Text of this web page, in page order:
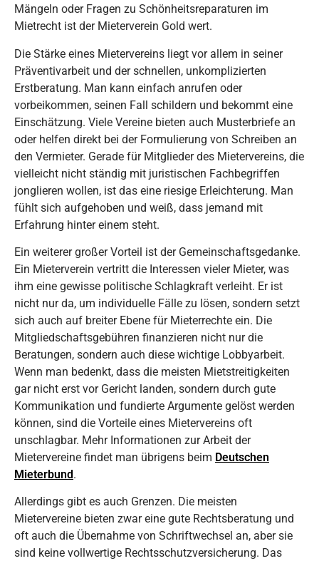
Mängeln oder Fragen zu Schönheitsreparaturen im
Mietrecht ist der Mieterverein Gold wert.
Die Stärke eines Mietervereins liegt vor allem in seiner
Präventivarbeit und der schnellen, unkomplizierten
Erstberatung. Man kann einfach anrufen oder
vorbeikommen, seinen Fall schildern und bekommt eine
Einschätzung. Viele Vereine bieten auch Musterbriefe an
oder helfen direkt bei der Formulierung von Schreiben an
den Vermieter. Gerade für Mitglieder des Mietervereins, die
vielleicht nicht ständig mit juristischen Fachbegriffen
jonglieren wollen, ist das eine riesige Erleichterung. Man
fühlt sich aufgehoben und weiß, dass jemand mit
Erfahrung hinter einem steht.
Ein weiterer großer Vorteil ist der Gemeinschaftsgedanke.
Ein Mieterverein vertritt die Interessen vieler Mieter, was
ihm eine gewisse politische Schlagkraft verleiht. Er ist
nicht nur da, um individuelle Fälle zu lösen, sondern setzt
sich auch auf breiter Ebene für Mieterrechte ein. Die
Mitgliedschaftsgebühren finanzieren nicht nur die
Beratungen, sondern auch diese wichtige Lobbyarbeit.
Wenn man bedenkt, dass die meisten Mietstreitigkeiten
gar nicht erst vor Gericht landen, sondern durch gute
Kommunikation und fundierte Argumente gelöst werden
können, sind die Vorteile eines Mietervereins oft
unschlagbar. Mehr Informationen zur Arbeit der
Mietervereine findet man übrigens beim Deutschen
Mieterbund.
Allerdings gibt es auch Grenzen. Die meisten
Mietervereine bieten zwar eine gute Rechtsberatung und
oft auch die Übernahme von Schriftwechsel an, aber sie
sind keine vollwertige Rechtsschutzversicherung. Das